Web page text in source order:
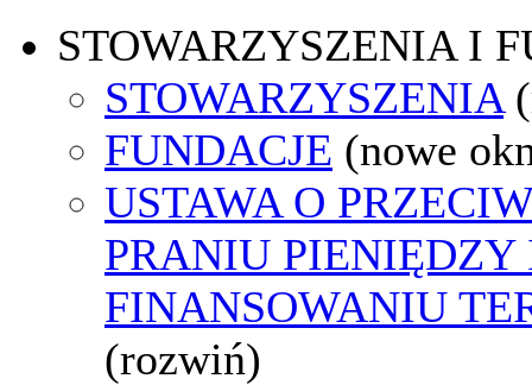
STOWARZYSZENIA I
STOWARZYSZENIA
FUNDACJE (nowe
USTAWA O
PRANIU PIENIĘDZY
FINANSOWANIU
(rozwiń)